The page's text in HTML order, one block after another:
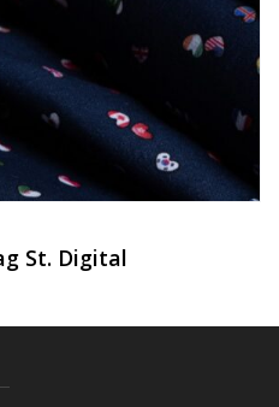
St. Digital